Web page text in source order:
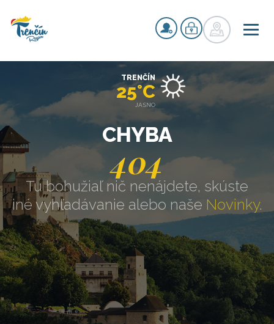
CHYBA
404
Tu bohužiaľ nič nenájdete, skúste
iné vyhľadávanie alebo naše Novinky.
TRENČÍN
25°C
JASNO